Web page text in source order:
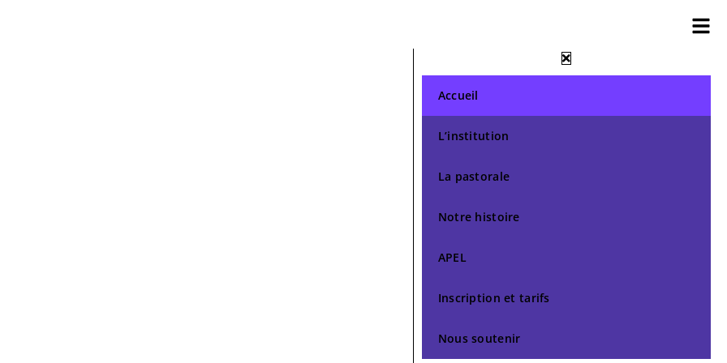
Accueil
L’institution
La pastorale
Notre histoire
APEL
Inscription et tarifs
Nous soutenir